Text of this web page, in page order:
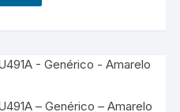
– Genérico – Amarelo